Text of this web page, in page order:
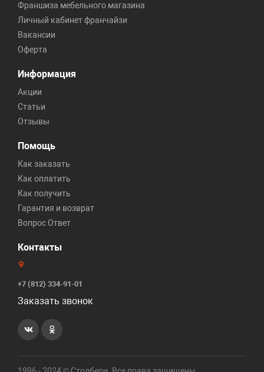
Франшиза мебельного магазина
Личный кабинет франчайзи
Вакансии
Оферта
Информация
Акции
Статьи
Отзывы
Помощь
Как заказать
Как оплатить
Как получить
Гарантия и возврат
Вопрос Ответ
Контакты
+7 (812) 334-91-01
Заказать звонок